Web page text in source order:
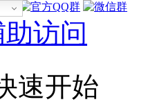
站
访问
速开始